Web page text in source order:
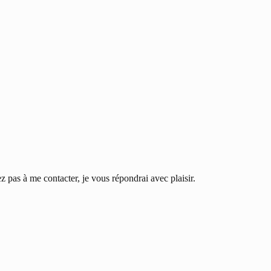
à me contacter, je vous répondrai avec plaisir.